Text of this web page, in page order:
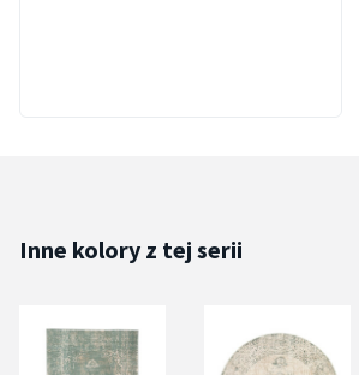
Inne kolory z tej serii